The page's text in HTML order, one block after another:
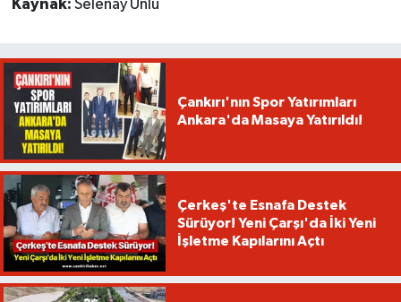
Kaynak: Selenay Ünlü
Çankırı'nın Spor Yatırımları
Ankara'da Masaya Yatırıldı!
Çerkeş'te Esnafa Destek
Sürüyor! Yeni Çarşı'da İki Yeni
İşletme Kapılarını Açtı